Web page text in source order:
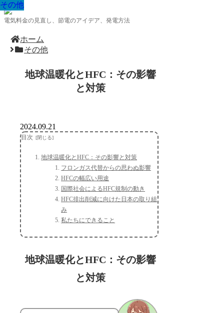
電気料金の見直し、節電のアイデア、発電方法
ホーム
その他
地球温暖化とHFC：その影響
と対策
その他
2024.09.21
目次
地球温暖化とHFC：その影響と対策
フロンガス代替からの思わぬ影響
HFCの幅広い用途
国際社会によるHFC規制の動き
HFC排出削減に向けた日本の取り組
み
私たちにできること
地球温暖化とHFC：その影響
と対策
その他
その他
その他
その他
その他
その他
その他
その他